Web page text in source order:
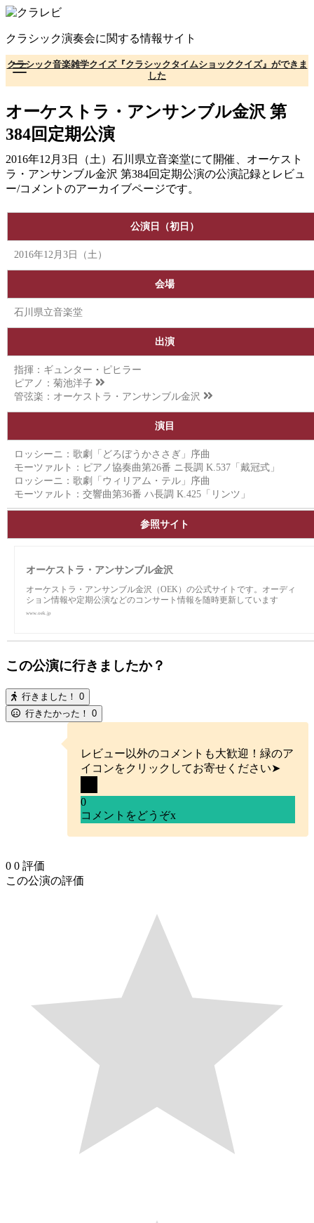
コ
テ
ン
ツ
へ
動
クラシック演奏会に関する情報サイト
クラシック音楽雑学クイズ『クラシックタイムショッククイズ』ができま
した
オーケストラ・アンサンブル金沢 第
384回定期公演
2016年12月3日（土）石川県立音楽堂にて開催、オーケスト
ラ・アンサンブル金沢 第384回定期公演の公演記録とレビュ
ー/コメントのアーカイブページです。
公演日（初日）
2016年12月3日（土）
会場
石川県立音楽堂
出演
指揮：ギュンター・ピヒラー
ピアノ： 菊池洋子
管弦楽： オーケストラ・アンサンブル金沢
演目
ロッシーニ：歌劇「どろぼうかささぎ」序曲
モーツァルト：ピアノ協奏曲第26番 ニ長調 K.537「戴冠式」
ロッシーニ：歌劇「ウィリアム・テル」序曲
モーツァルト：交響曲第36番 ハ長調 K.425「リンツ」
参照サイト
オーケストラ・アンサンブル金沢
オーケストラ・アンサンブル金沢（OEK）の公式サイトです。オーディ
ション情報や定期公演などのコンサート情報を随時更新しています
www.oek.jp
この公演に行きましたか？
行きました！ 0
行きたかった！ 0
レビュー以外のコメントも大歓迎！緑のア
イコンをクリックしてお寄せください➤
0
コメントをどうぞx
0 0 評価
この公演の評価